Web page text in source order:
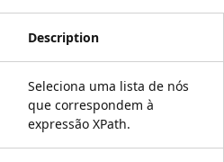
Description
Seleciona uma lista de nós
que correspondem à
expressão XPath.